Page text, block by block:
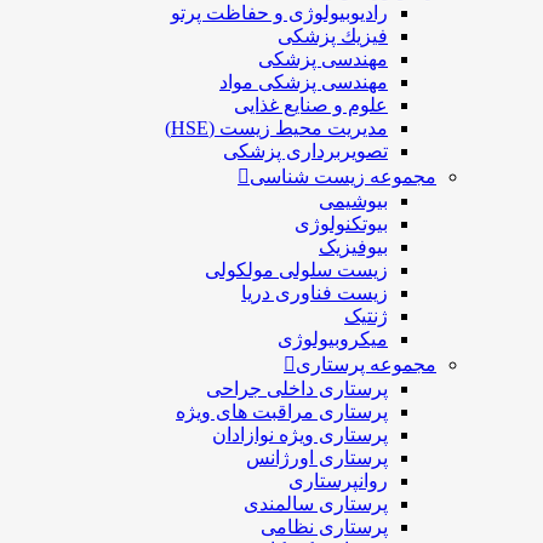
رادیوبیولوژی و حفاظت پرتو
فيزيك پزشکی
مهندسی پزشکی
مهندسی پزشکی مواد
علوم و صنايع غذایی
مدیریت محیط زیست (HSE)
تصویربرداری پزشکی
مجموعه زیست شناسی
بیوشیمی
بیوتکنولوژی
بیوفیزیک
زیست سلولی مولکولی
زیست فناوری دریا
ژنتیک
میکروبیولوژی
مجموعه پرستاری
پرستاری داخلی جراحی
پرستاری مراقبت های ويژه
پرستاری ويژه نوازادان
پرستاری اورژانس
روانپرستاری
پرستاری سالمندی
پرستاری نظامی